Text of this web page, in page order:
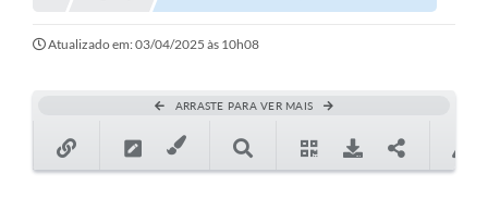
Editais
SIAFIC
Atualizado em: 03/04/2025 às 10h08
ARRASTE PARA VER MAIS